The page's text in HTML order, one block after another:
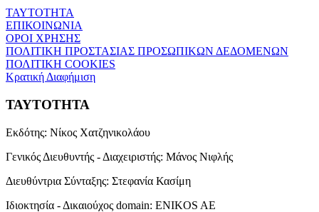
ΤΑΥΤΟΤΗΤΑ
ΕΠΙΚΟΙΝΩΝΙΑ
ΟΡΟΙ ΧΡΗΣΗΣ
ΠΟΛΙΤΙΚΗ ΠΡΟΣΤΑΣΙΑΣ ΠΡΟΣΩΠΙΚΩΝ ΔΕΔΟΜΕΝΩΝ
ΠΟΛΙΤΙΚΗ COOKIES
Κρατική Διαφήμιση
ΤΑΥΤΟΤΗΤΑ
Εκδότης: Νίκος Χατζηνικολάου
Γενικός Διευθυντής - Διαχειριστής: Μάνος Νιφλής
Διευθύντρια Σύνταξης: Στεφανία Κασίμη
Ιδιοκτησία - Δικαιούχος domain: ENIKOS AE